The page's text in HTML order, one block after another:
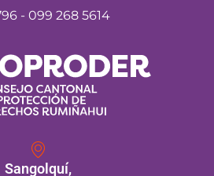
- 099 268 5614
Sangolquí,